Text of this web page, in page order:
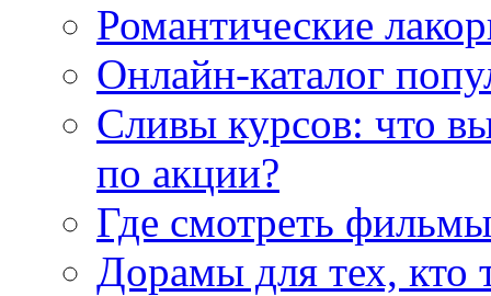
Романтические
Онлайн-каталог
Сливы курсов: что
по акции?
Где смотреть
Дорамы для тех, кто